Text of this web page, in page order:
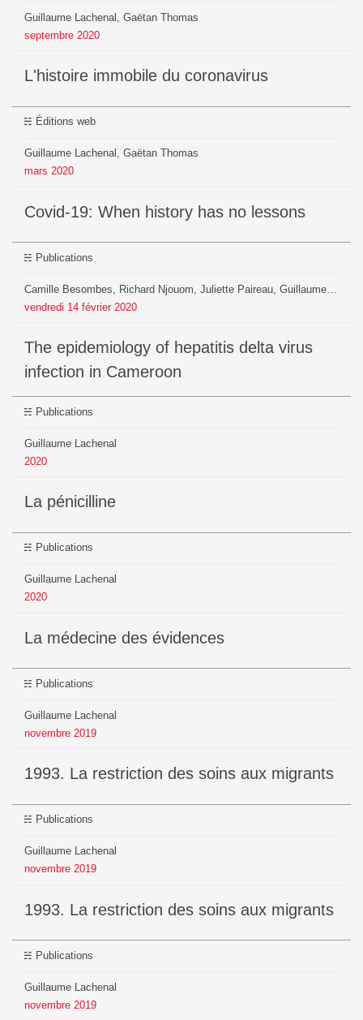
Guillaume Lachenal, Gaëtan Thomas
septembre 2020
L'histoire immobile du coronavirus
Éditions web
Guillaume Lachenal, Gaëtan Thomas
mars 2020
Covid-19: When history has no lessons
Publications
vendredi 14 février 2020
The epidemiology of hepatitis delta virus
infection in Cameroon
Publications
Guillaume Lachenal
2020
La pénicilline
Publications
Guillaume Lachenal
2020
La médecine des évidences
Publications
Guillaume Lachenal
novembre 2019
1993. La restriction des soins aux migrants
Publications
Guillaume Lachenal
novembre 2019
1993. La restriction des soins aux migrants
Publications
Guillaume Lachenal
novembre 2019